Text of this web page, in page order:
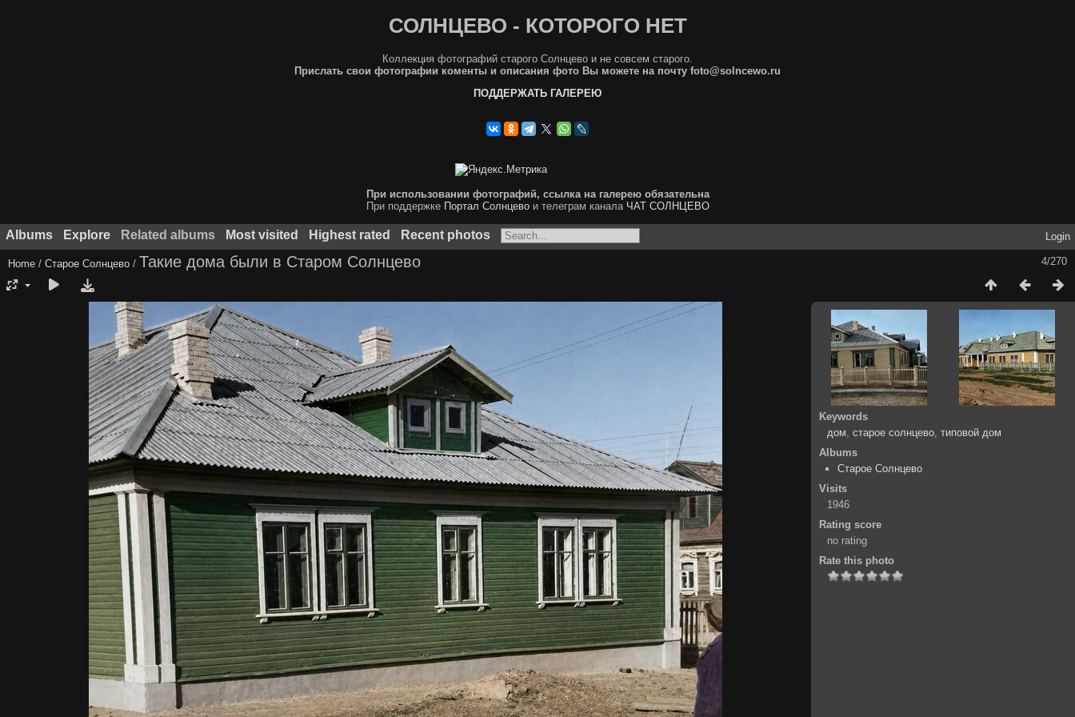
СОЛНЦЕВО - КОТОРОГО НЕТ
Коллекция фотографий старого Солнцево и не совсем старого.
Прислать свои фотографии коменты и описания фото Вы можете на почту foto@solncewo.ru
ПОДДЕРЖАТЬ ГАЛЕРЕЮ
При использовании фотографий, ссылка на галерею обязательна
При поддержке Портал Солнцевои телеграм канала ЧАТ СОЛНЦЕВО
Albums Explore Related albums Most visited Highest rated Recent photos Login
4/270
Home / Старое Солнцево / Такие дома были в Старом Солнцево
Keywords
дом старое солнцево типовой дом
Albums
Старое Солнцево
Visits
1946
Rating score
no rating
Rate this photo